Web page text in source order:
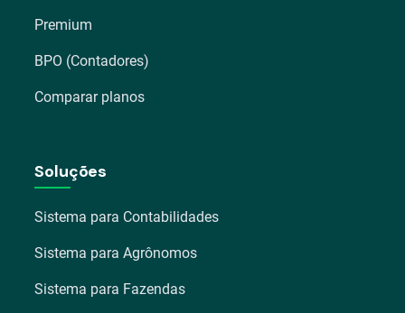
Premium
BPO (Contadores)
Comparar planos
Soluções
Sistema para Contabilidades
Sistema para Agrônomos
Sistema para Fazendas